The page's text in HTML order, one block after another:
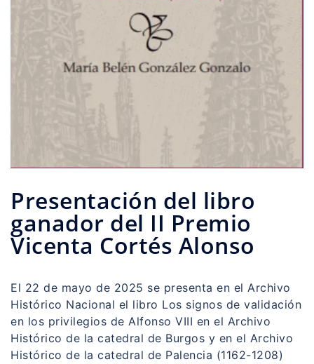
Presentación del libro
ganador del II Premio
Vicenta Cortés Alonso
El 22 de mayo de 2025 se presenta en el Archivo
Histórico Nacional el libro Los signos de validación
en los privilegios de Alfonso VIII en el Archivo
Histórico de la catedral de Burgos y en el Archivo
Histórico de la catedral de Palencia (1162-1208)